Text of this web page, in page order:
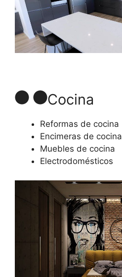
Cocina
Reformas de cocina
Encimeras de cocina
Muebles de cocina
Electrodomésticos